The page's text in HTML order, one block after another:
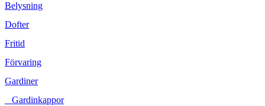
Belysning
Dofter
Fritid
Förvaring
Gardiner
Gardinkappor